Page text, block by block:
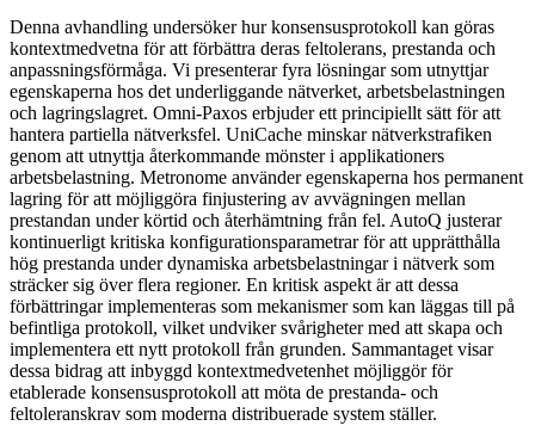
Denna avhandling undersöker hur konsensusprotokoll kan göras
kontextmedvetna för att förbättra deras feltolerans, prestanda och
anpassningsförmåga. Vi presenterar fyra lösningar som utnyttjar
egenskaperna hos det underliggande nätverket, arbetsbelastningen
och lagringslagret. Omni-Paxos erbjuder ett principiellt sätt för att
hantera partiella nätverksfel. UniCache minskar nätverkstrafiken
genom att utnyttja återkommande mönster i applikationers
arbetsbelastning. Metronome använder egenskaperna hos permanent
lagring för att möjliggöra finjustering av avvägningen mellan
prestandan under körtid och återhämtning från fel. AutoQ justerar
kontinuerligt kritiska konfigurationsparametrar för att upprätthålla
hög prestanda under dynamiska arbetsbelastningar i nätverk som
sträcker sig över flera regioner. En kritisk aspekt är att dessa
förbättringar implementeras som mekanismer som kan läggas till på
befintliga protokoll, vilket undviker svårigheter med att skapa och
implementera ett nytt protokoll från grunden. Sammantaget visar
dessa bidrag att inbyggd kontextmedvetenhet möjliggör för
etablerade konsensusprotokoll att möta de prestanda- och
feltoleranskrav som moderna distribuerade system ställer.